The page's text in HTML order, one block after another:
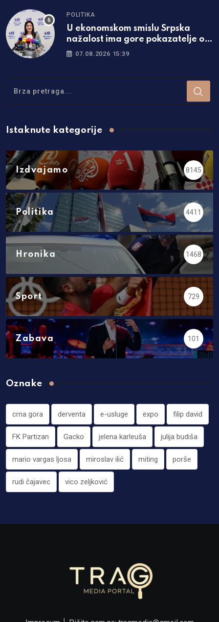
POLITIKA
U ekonomskom smislu Srpska
nažalost ima gore pokazatelje od
Federacije
07.08.2026 15:39
Istaknute kategorije
Izdvajamo 8145
Politika 4411
Hronika 1468
Sport 729
Zabava 101
Oznake
crna gora derventa e-usluge expo filip david
FK Partizan Gacko jelena karleuša julija budiša
mario vargas ljosa miroslav ilić miting porše
rudi čajavec vico zeljković